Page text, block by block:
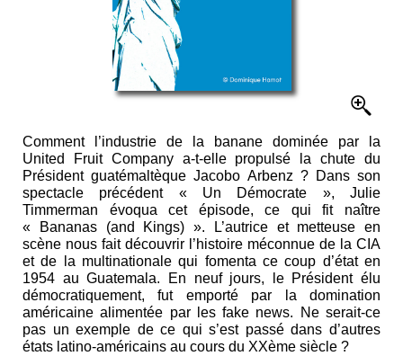
Comment l’industrie de la banane dominée par la
United Fruit Company a-t-elle propulsé la chute du
Président guatémaltèque Jacobo Arbenz ? Dans son
spectacle précédent « Un Démocrate », Julie
Timmerman évoqua cet épisode, ce qui fit naître
« Bananas (and Kings) ». L’autrice et metteuse en
scène nous fait découvrir l’histoire méconnue de la CIA
et de la multinationale qui fomenta ce coup d’état en
1954 au Guatemala. En neuf jours, le Président élu
démocratiquement, fut emporté par la domination
américaine alimentée par les fake news. Ne serait-ce
pas un exemple de ce qui s’est passé dans d’autres
états latino-américains au cours du XXème siècle ?